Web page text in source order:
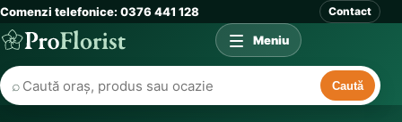
Comenzi telefonice: 0376 441 128 Contact
⌕ Caută
Meniu